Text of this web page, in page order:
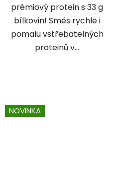
prémiový protein s 33 g
bílkovin! Směs rychle i
pomalu vstřebatelných
proteinů v...
NOVINKA